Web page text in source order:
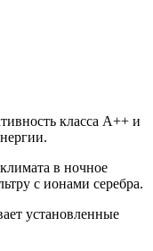
класса A++ и
в ночное
с ионами серебра.
установленные